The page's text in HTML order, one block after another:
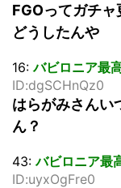
FGOってガチ
どうしたんや
16:バビロニア最
ID:dgSCHnQz0
はらがみさんい
ん？
43:バビロニア最
ID:uyxOgFre0